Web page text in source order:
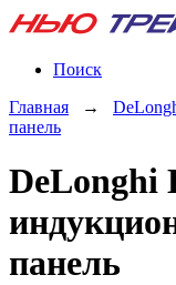
Поиск
Главная →
панель
DeLonghi
панель